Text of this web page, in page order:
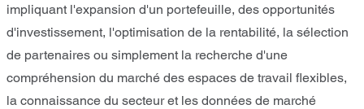
impliquant l'expansion d'un portefeuille, des opportunités
d'investissement, l'optimisation de la rentabilité, la sélection
de partenaires ou simplement la recherche d'une
compréhension du marché des espaces de travail flexibles,
la connaissance du secteur et les données de marché